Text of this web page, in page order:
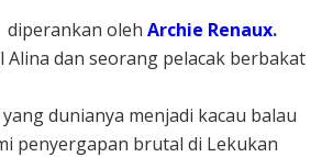
diperankan oleh Archie Renaux.
Alina dan seorang pelacak berbakat
dunianya menjadi kacau balau
penyergapan brutal di Lekukan